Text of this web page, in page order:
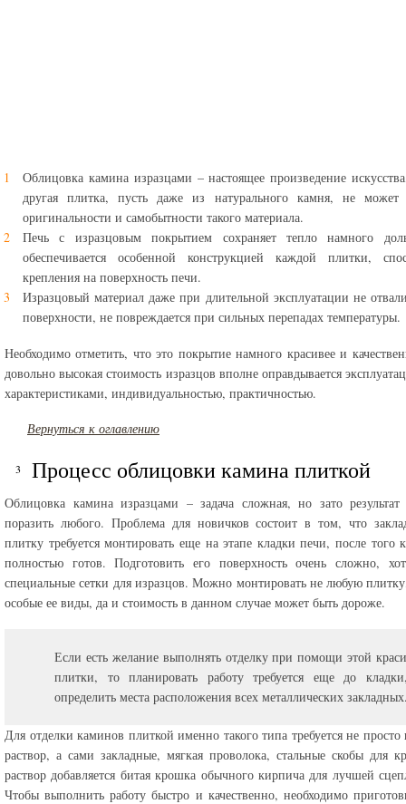
Облицовка камина изразцами – настоящее произведение
другая плитка, пусть даже из натурального камня, не может
оригинальности и самобытности такого материала.
Печь с изразцовым покрытием сохраняет тепло намного
обеспечивается особенной конструкцией каждой плитки,
крепления на поверхность печи.
Изразцовый материал даже при длительной эксплуатации не
поверхности, не повреждается при сильных перепадах температуры.
Необходимо отметить, что это покрытие намного красивее и
довольно высокая стоимость изразцов вполне оправдывается
характеристиками, индивидуальностью, практичностью.
Вернуться к оглавлению
Процесс облицовки камина плиткой
Облицовка камина изразцами – задача сложная, но зато результат
поразить любого. Проблема для новичков состоит в том, что
плитку требуется монтировать еще на этапе кладки печи, после того
полностью готов. Подготовить его поверхность очень сложно,
специальные сетки для изразцов. Можно монтировать не любую
особые ее виды, да и стоимость в данном случае может быть дороже.
Если есть желание выполнять отделку при помощи этой
плитки, то планировать работу требуется еще до
определить места расположения всех металлических
Для отделки каминов плиткой именно такого типа требуется не
раствор, а сами закладные, мягкая проволока, стальные скобы для
раствор добавляется битая крошка обычного кирпича для лучшей
Чтобы выполнить работу быстро и качественно, необходимо